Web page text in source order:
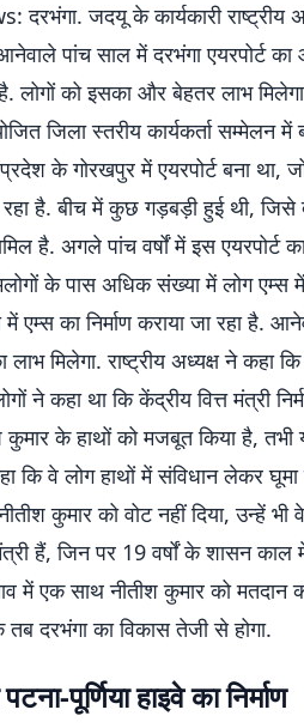
जदयू के कार्यकारी राष्ट्रीय
पांच साल में दरभंगा एयरपोर्ट का
लोगों को इसका और बेहतर लाभ
जिला स्तरीय कार्यकर्ता सम्मेलन
के गोरखपुर में एयरपोर्ट बना था,
है. बीच में कुछ गड़बड़ी हुई थी,
है. अगले पांच वर्षों में इस एयरपोर्ट
के पास अधिक संख्या में लोग
एम्स का निर्माण कराया जा रहा है.
लाभ मिलेगा. राष्ट्रीय अध्यक्ष ने कहा
ने कहा था कि केंद्रीय वित्त मंत्री
कुमार के हाथों को मजबूत किया है, तभी
कि वे लोग हाथों में संविधान लेकर
कुमार को वोट नहीं दिया, उन्हें
हैं, जिन पर 19 वर्षों के शासन काल
में एक साथ नीतीश कुमार को
दरभंगा का विकास तेजी से होगा.
पूर्णिया हाइवे का निर्माण